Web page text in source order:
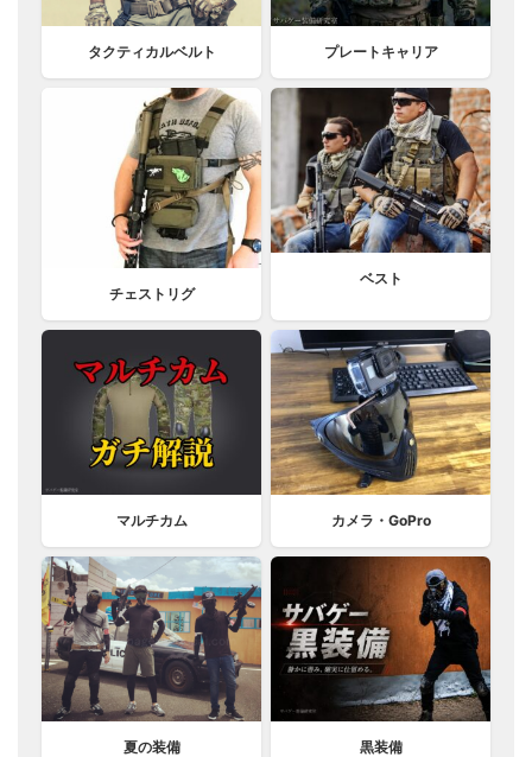
タクティカルベルト プレートキャリア
チェストリグ
ベスト
マルチカム カメラ・GoPro
夏の装備 黒装備